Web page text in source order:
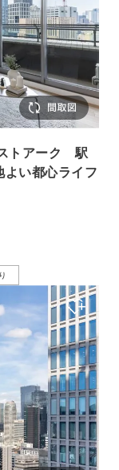
トアーク 駅
よい都心ライフ